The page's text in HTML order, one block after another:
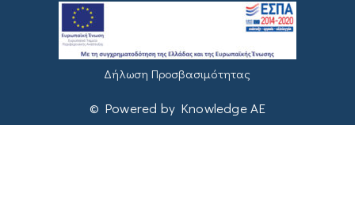
Δήλωση Προσβασιμότητας
© Powered by Knowledge AE